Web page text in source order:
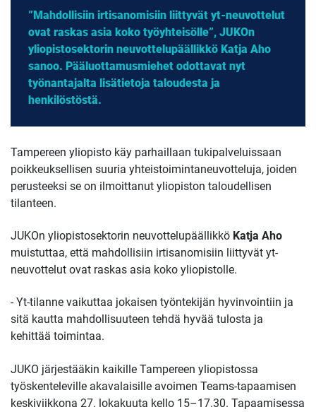
”Mahdollisiin irtisanomisiin liittyvät yt-neuvottelut
ovat raskas asia koko työyhteisölle”, JUKOn
yliopistosektorin neuvottelupäällikkö Katja Aho
sanoo. Pääluottamusmiehet odottavat nyt
työnantajalta lisätietoja taloudesta ja
henkilöstöstä.
Tampereen yliopisto käy parhaillaan tukipalveluissaan
poikkeuksellisen suuria yhteistoimintaneuvotteluja, joiden
perusteeksi se on ilmoittanut yliopiston taloudellisen
tilanteen.
JUKOn yliopistosektorin neuvottelupäällikkö Katja Aho
muistuttaa, että mahdollisiin irtisanomisiin liittyvät yt-
neuvottelut ovat raskas asia koko yliopistolle.
- Yt-tilanne vaikuttaa jokaisen työntekijän hyvinvointiin ja
sitä kautta mahdollisuuteen tehdä hyvää tulosta ja
kehittää toimintaa.
JUKO järjestääkin kaikille Tampereen yliopistossa
työskenteleville akavalaisille avoimen Teams-tapaamisen
keskiviikkona 27. lokakuuta kello 15–17.30. Tapaamisessa